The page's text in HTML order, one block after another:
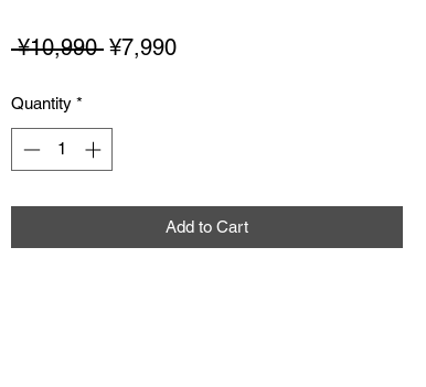
¥10,990 Regular
¥7,990Sale
Quantity *
Add to Cart